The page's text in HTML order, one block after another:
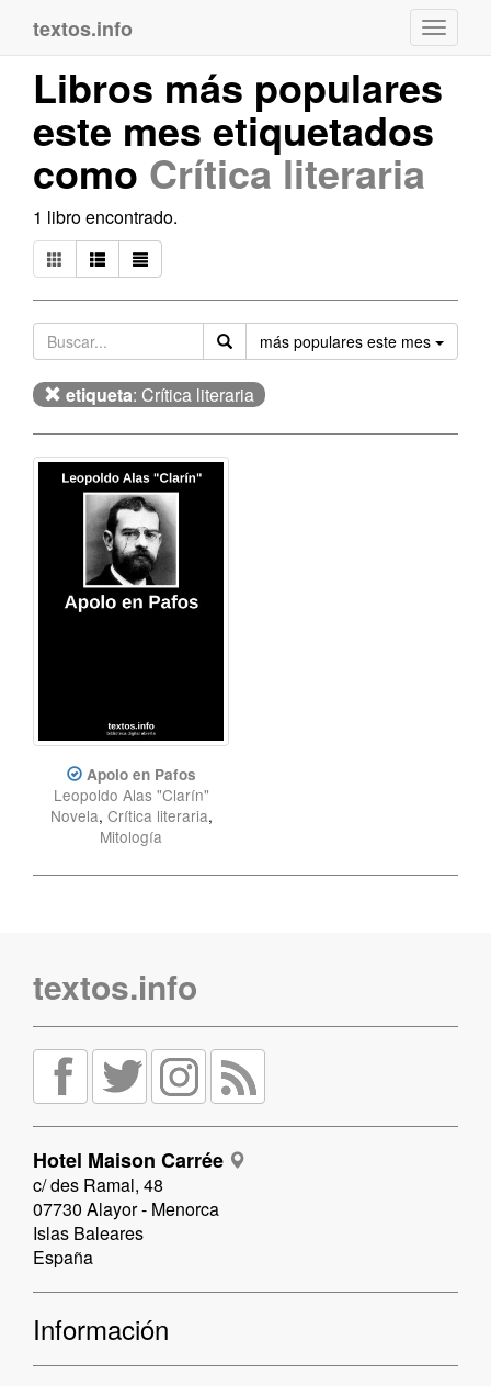
textos.info
Libros más populares
este mes etiquetados
como Crítica literaria
1 libro encontrado.
más populares este mes
etiqueta: Crítica literaria
Apolo en Pafos
Leopoldo Alas "Clarín"
Novela, Crítica literaria,
Mitología
textos.info
Hotel Maison Carrée
c/ des Ramal, 48
07730 Alayor - Menorca
Islas Baleares
España
Información